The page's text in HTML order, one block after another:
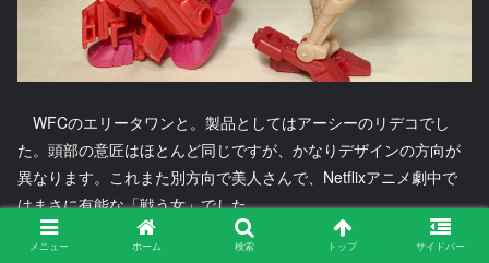
WFCのエリータワンと。製品としてはアーシーのリデコでし
た。頭部の意匠はほとんど同じですが、かなりデザインの方向が
異なります。これまた別方向で美人さんで、Netflixアニメ劇中で
はまさに有能な「戦う女」でした。
ちなみに一般商品化されたエリータワンにはこの他に
POTP版
メニュー ホーム 検索 トップ サイドバー